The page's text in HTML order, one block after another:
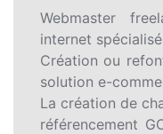
Webmaster
internet
Création ou
solution e-
La création de
référencement